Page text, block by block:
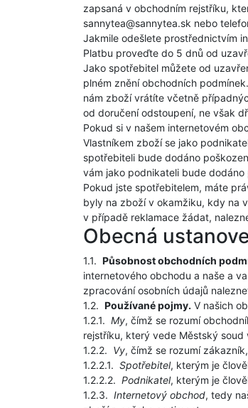
zapsaná v obchodním rejstříku,
sannytea@sannytea.sk nebo
Jakmile odešlete prostřednictvím
Platbu proveďte do 5 dnů od
Jako spotřebitel můžete od
plném znění obchodních
nám zboží vrátíte včetně
od doručení odstoupení, ne však
Pokud si v našem internetovém
Vlastníkem zboží se jako
spotřebiteli bude dodáno
vám jako podnikateli bude
Pokud jste spotřebitelem, máte
byly na zboží v okamžiku, kdy na
v případě reklamace žádat,
Obecná
1.1. Působnost obchodních
internetového obchodu a naše a
zpracování osobních údajů
1.2. Používané pojmy. V našich
1.2.1. My, čímž se rozumí
rejstříku, který vede Městský
1.2.2. Vy, čímž se rozumí
1.2.2.1. Spotřebitel, kterým je
1.2.2.2. Podnikatel, kterým je
1.2.3. Internetový obchod, tedy